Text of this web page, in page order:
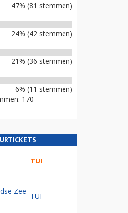
47% (81 stemmen)
24% (42 stemmen)
21% (36 stemmen)
6% (11 stemmen)
170
TUI
Zee
TUI